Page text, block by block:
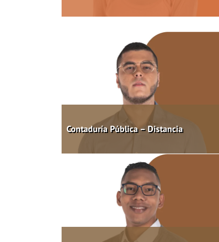
Contaduría Pública – Distancia